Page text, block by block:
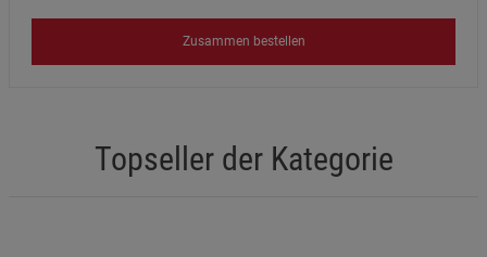
Zusammen bestellen
Topseller der Kategorie